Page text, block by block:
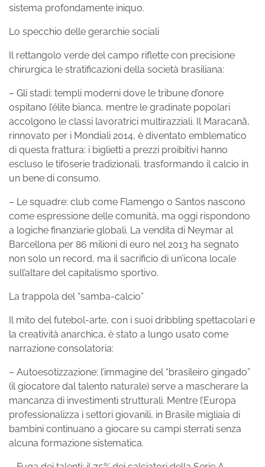
sistema profondamente iniquo.
Lo specchio delle gerarchie sociali
Il rettangolo verde del campo riflette con precisione
chirurgica le stratificazioni della società brasiliana:
– Gli stadi: templi moderni dove le tribune d’onore
ospitano l’élite bianca, mentre le gradinate popolari
accolgono le classi lavoratrici multirazziali. Il Maracanã,
rinnovato per i Mondiali 2014, è diventato emblematico
di questa frattura: i biglietti a prezzi proibitivi hanno
escluso le tifoserie tradizionali, trasformando il calcio in
un bene di consumo.
– Le squadre: club come Flamengo o Santos nascono
come espressione delle comunità, ma oggi rispondono
a logiche finanziarie globali. La vendita di Neymar al
Barcellona per 86 milioni di euro nel 2013 ha segnato
non solo un record, ma il sacrificio di un’icona locale
sull’altare del capitalismo sportivo.
La trappola del “samba-calcio”
Il mito del futebol-arte, con i suoi dribbling spettacolari e
la creatività anarchica, è stato a lungo usato come
narrazione consolatoria:
– Autoesotizzazione: l’immagine del “brasileiro gingado”
(il giocatore dal talento naturale) serve a mascherare la
mancanza di investimenti strutturali. Mentre l’Europa
professionalizza i settori giovanili, in Brasile migliaia di
bambini continuano a giocare su campi sterrati senza
alcuna formazione sistematica.